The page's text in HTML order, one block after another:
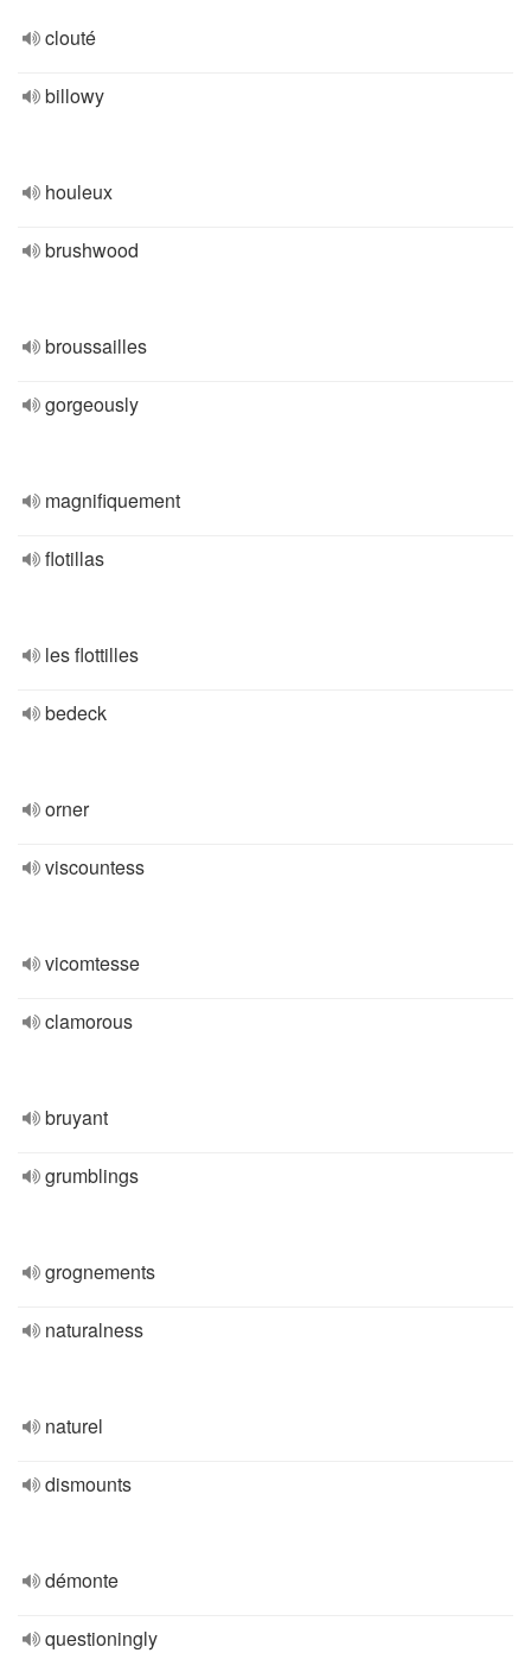
clouté
billowy
houleux
brushwood
broussailles
gorgeously
magnifiquement
flotillas
les flottilles
bedeck
orner
viscountess
vicomtesse
clamorous
bruyant
grumblings
grognements
naturalness
naturel
dismounts
démonte
questioningly